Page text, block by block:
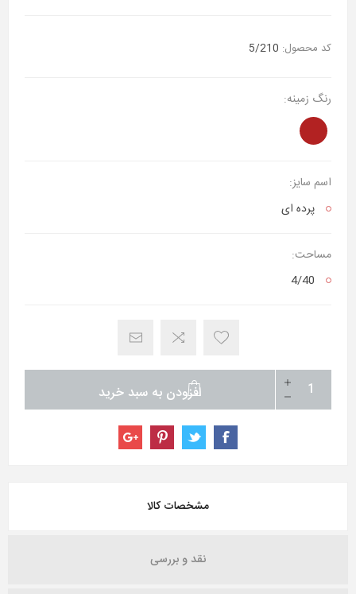
کد محصول: 5/210
رنگ زمینه:
اسم سایز:
پرده ای
مساحت:
4/40
افزودن به سبد خرید
مشخصات کالا
نقد و بررسی